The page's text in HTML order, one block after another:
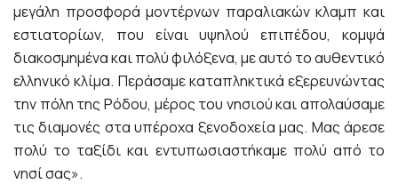
μεγάλη προσφορά μοντέρνων παραλιακών κλαμπ και
εστιατορίων, που είναι υψηλού επιπέδου, κομψά
διακοσμημένα και πολύ φιλόξενα, με αυτό το αυθεντικό
ελληνικό κλίμα. Περάσαμε καταπληκτικά εξερευνώντας
την πόλη της Ρόδου, μέρος του νησιού και απολαύσαμε
τις διαμονές στα υπέροχα ξενοδοχεία μας. Μας άρεσε
πολύ το ταξίδι και εντυπωσιαστήκαμε πολύ από το
νησί σας».